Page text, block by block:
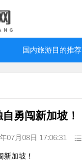
国内旅游目的推荐
勇闯新加坡！
07月08日 17:06:31
新加坡！